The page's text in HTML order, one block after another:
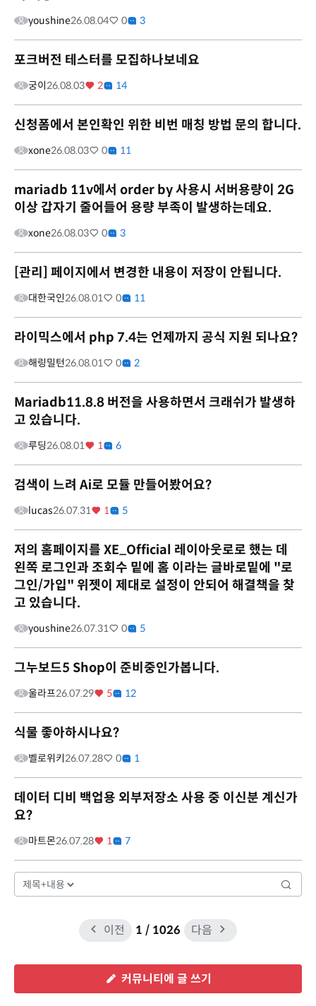
youshine26.08.04 0 3
포크버전 테스터를 모집하나보네요
궁이26.08.03 2 14
신청폼에서 본인확인 위한 비번 매칭 방법 문의 합니다.
xone26.08.03 0 11
mariadb 11v에서 order by 사용시 서버용량이 2G
이상 갑자기 줄어들어 용량 부족이 발생하는데요.
xone26.08.03 0 3
[관리] 페이지에서 변경한 내용이 저장이 안됩니다.
대한국인26.08.01 0 11
라이믹스에서 php 7.4는 언제까지 공식 지원 되나요?
해링밀턴26.08.01 0 2
Mariadb11.8.8 버전을 사용하면서 크래쉬가 발생하
고 있습니다.
루딩26.08.01 1 6
검색이 느려 Ai로 모듈 만들어봤어요?
lucas26.07.31 1 5
저의 홈페이지를 XE_Official 레이아웃로로 했는 데
왼쪽 로그인과 조회수 밑에 홈 이라는 글바로밑에 "로
그인/가입" 위젯이 제대로 설정이 안되어 해결책을 찾
고 있습니다.
youshine26.07.31 0 5
그누보드5 Shop이 준비중인가봅니다.
울라프26.07.29 5 12
식물 좋아하시나요?
벨로위키26.07.28 0 1
데이터 디비 백업용 외부저장소 사용 중 이신분 계신가
요?
마트몬26.07.28 1 7
이전 1 / 1026 다음
커뮤니티에 글 쓰기